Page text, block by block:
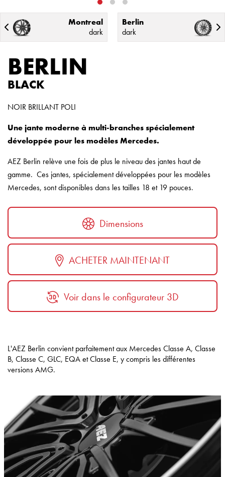
Montreal
dark
Berlin
dark
BERLIN
BLACK
NOIR BRILLANT POLI
Une jante moderne à multi-branches spécialement
développée pour les modèles Mercedes.
AEZ Berlin relève une fois de plus le niveau des jantes haut de
gamme. Ces jantes, spécialement développées pour les modèles
Mercedes, sont disponibles dans les tailles 18 et 19 pouces.
Dimensions
ACHETER MAINTENANT
Voir dans le configurateur 3D
L'AEZ Berlin convient parfaitement aux Mercedes Classe A, Classe
B, Classe C, GLC, EQA et Classe E, y compris les différentes
versions AMG.